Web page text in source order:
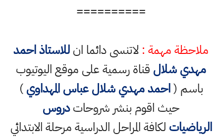
==========
ملاحظة مهمة : لاتنسى دائما انللاستاذ احمد
مهدي شلال قناة رسمية على موقع اليوتيوب
باسم (احمد مهدي شلال عباس المهداوي)
حيث اقوم بنشر شروحاتدروس
الرياضيات لكافة المراحل الدراسية مرحلة الابتدائي